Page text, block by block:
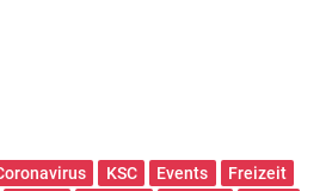
KSC Events
Freizeit